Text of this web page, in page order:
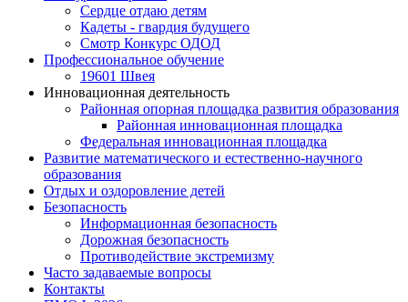
Сердце отдаю детям
Кадеты - гвардия будущего
Смотр Конкурс ОДОД
Профессиональное обучение
19601 Швея
Инновационная деятельность
Районная опорная площадка развития образования
Районная инновационная площадка
Федеральная инновационная площадка
Развитие математического и естественно-научного
образования
Отдых и оздоровление детей
Безопасность
Информационная безопасность
Дорожная безопасность
Противодействие экстремизму
Часто задаваемые вопросы
Контакты